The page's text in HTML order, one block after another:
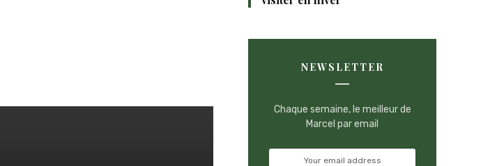
NEWSLETTER
Chaque semaine, le meilleur de
Marcel par email